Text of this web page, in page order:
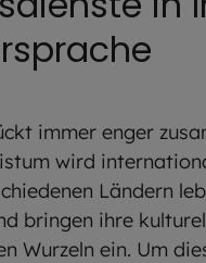
immer enger
wird
Ländern
bringen ihre
Wurzeln ein. Um